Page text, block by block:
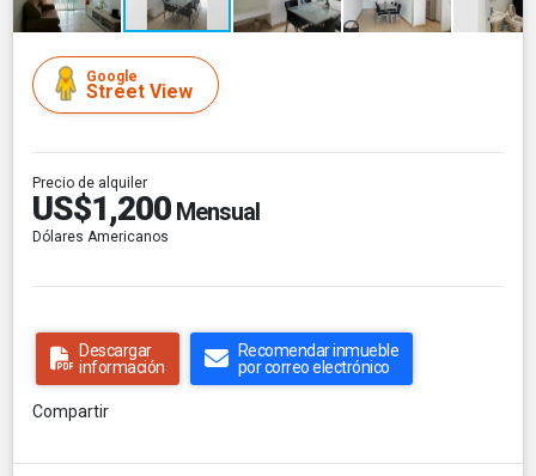
Google
Street View
Precio de alquiler
US$1,200 Mensual
Dólares Americanos
Descargar
información
Recomendar inmueble
por correo electrónico
Compartir